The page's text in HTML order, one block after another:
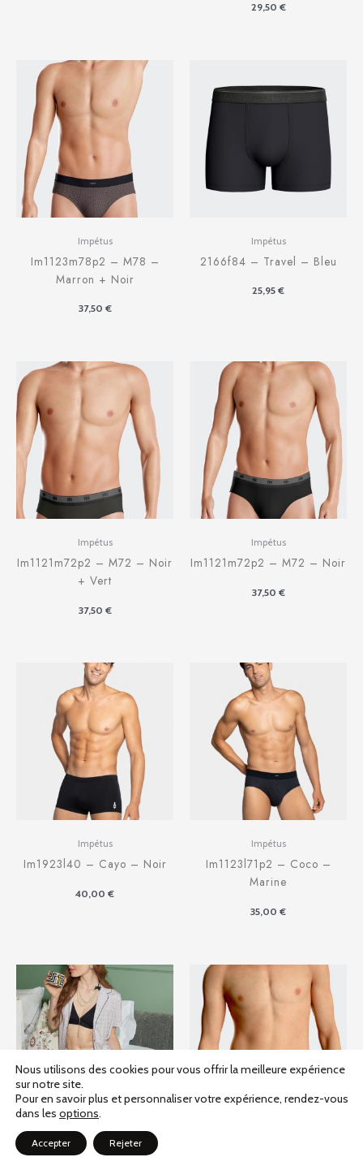
29,50 €
Impétus
Im1123m78p2 – M78 –
Marron + Noir
37,50 €
Impétus
2166f84 – Travel – Bleu
25,95 €
Impétus
Im1121m72p2 – M72 – Noir
+ Vert
37,50 €
Impétus
Im1121m72p2 – M72 – Noir
37,50 €
Impétus
Im1923l40 – Cayo – Noir
40,00 €
Impétus
Im1123l71p2 – Coco –
Marine
35,00 €
Impétus
Nous utilisons des cookies pour vous offrir la meilleure expérience
sur notre site.
Pour en savoir plus et personnaliser votre expérience, rendez-vous
dans les options.
Accepter Rejeter